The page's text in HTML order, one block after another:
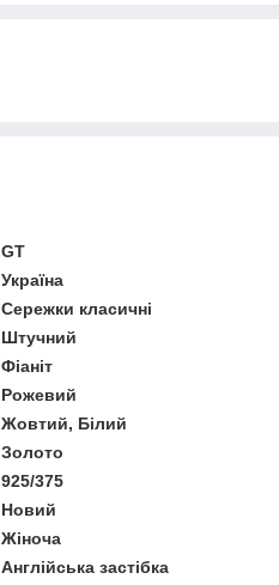
GT
Україна
Сережки класичні
Штучний
Фіаніт
Рожевий
Жовтий, Білий
Золото
925/375
Новий
Жіноча
Англійська застібка